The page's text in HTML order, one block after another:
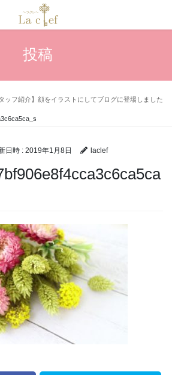
投稿
ッフ紹介】顔をイラストにしてブログに登場しました
日時 : 2019年1月8日 laclef